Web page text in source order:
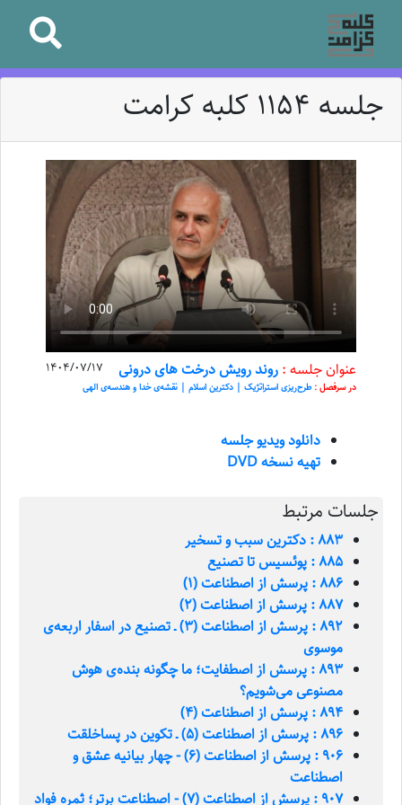
جلسه 1154 کلبه کرامت
1404/07/17 عنوان جلسه : روند رویش درخت های درونی
در سرفصل :طرح‌ریزی استراتژیک | دکترین اسلام | نقشه‌ی خدا و هندسه‌ی الهی
دانلود ویدیو جلسه
تهیه نسخه DVD
جلسات مرتبط
883 : دکترین سبب و تسخیر
885 : پوئسیس تا تصنیع
886 : پرسش از اصطناعت (1)
887 : پرسش از اصطناعت (2)
892 : پرسش از اصطناعت (3) ـ تصنیع در اسفار اربعه‌ی
موسوی
893 : پرسش از اصطفایت؛ ما چگونه بنده‌ی هوش
مصنوعی می‌شویم؟
894 : پرسش از اصطناعت (4)
896 : پرسش از اصطناعت (5) ـ تکوین در پساخلقت
906 : پرسش از اصطناعت (6) - چهار بيانيه عشق و
اصطناعت
907 : پرسش از اصطناعت (7) - اصطناعت برتر؛ ثمره فواد